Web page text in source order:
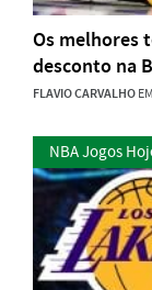
Os melhores
desconto na
FLAVIO CARVALHO
NBA Jogos